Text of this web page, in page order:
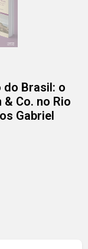
do Brasil: o
Co. no Rio
Gabriel